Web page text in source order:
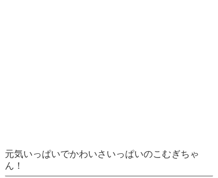
元気いっぱいでかわいさいっぱいのこむぎちゃ
ん！